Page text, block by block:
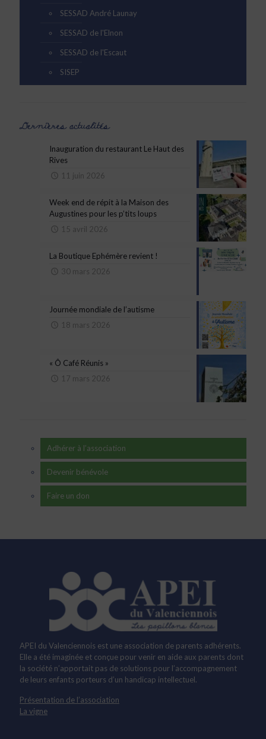
SESSAD André Launay
SESSAD de l'Elnon
SESSAD de l'Escaut
SISEP
Dernières actualités
Inauguration du restaurant Le Haut des
Rives
11 juin 2026
Week end de répit à la Maison des
Augustines pour les p’tits loups
15 avril 2026
La Boutique Ephémère revient !
30 mars 2026
Journée mondiale de l’autisme
18 mars 2026
« Ô Café Réunis »
17 mars 2026
Adhérer à l’association
Devenir bénévole
Faire un don
APEI du Valenciennois est une association de parents adhérents.
Elle a été imaginée et conçue pour venir en aide aux parents dont
la société n’apportait pas de solutions pour l’accompagnement
de leurs enfants porteurs d’un handicap intellectuel.
Présentation de l’association
La vigne